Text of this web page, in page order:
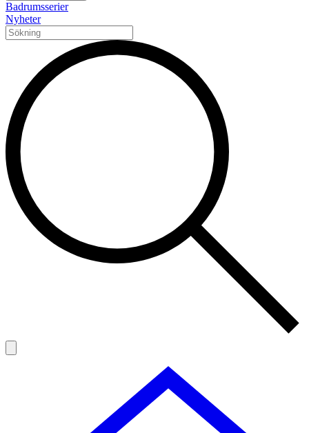
Badrumsserier
Nyheter